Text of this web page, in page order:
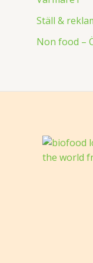
Ställ &
Non food –